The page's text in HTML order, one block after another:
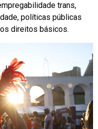
trans,
políticas públicas
direitos básicos.